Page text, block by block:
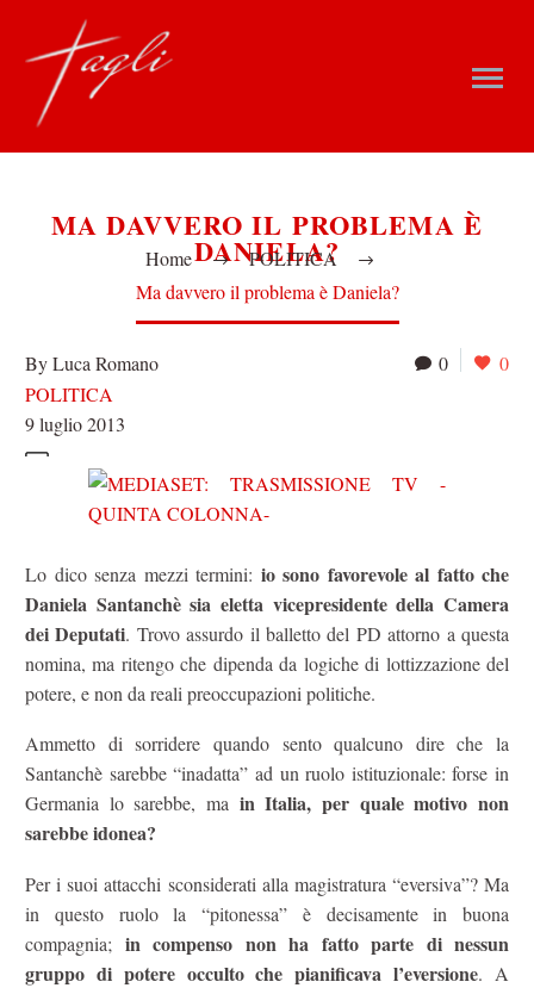
MA DAVVERO IL PROBLEMA È
DANIELA?
Home
POLITICA
Ma davvero il problema è Daniela?
0 0
By Luca Romano
POLITICA
9 luglio 2013
Lo dico senza mezzi termini: io sono favorevole al fatto che
Daniela Santanchè sia eletta vicepresidente della Camera
dei Deputati. Trovo assurdo il balletto del PD attorno a questa
nomina, ma ritengo che dipenda da logiche di lottizzazione del
potere, e non da reali preoccupazioni politiche.
Ammetto di sorridere quando sento qualcuno dire che la
Santanchè sarebbe “inadatta” ad un ruolo istituzionale: forse in
Germania lo sarebbe, ma in Italia, per quale motivo non
sarebbe idonea?
Per i suoi attacchi sconsiderati alla magistratura “eversiva”? Ma
in questo ruolo la “pitonessa” è decisamente in buona
compagnia; in compenso non ha fatto parte di nessun
gruppo di potere occulto che pianificava l’eversione. A